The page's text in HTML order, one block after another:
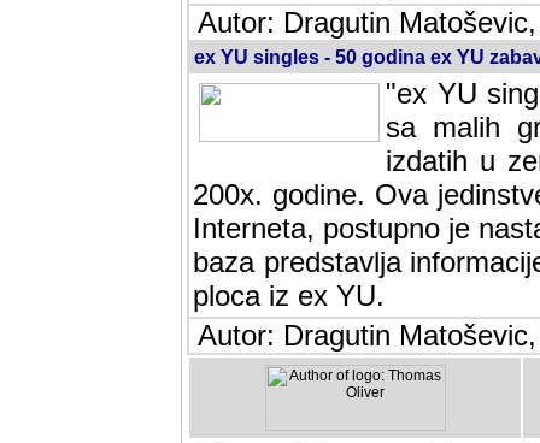
Autor: Dragutin
ex YU singles - 50 godina ex YU
"ex YU
sa malih
izdatih u
200x. godine. Ova
Interneta, postupno je
baza predstavlja
ploca iz ex YU.
Autor: Dragutin